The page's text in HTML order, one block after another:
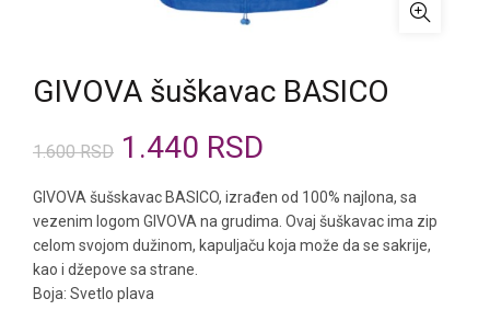
GIVOVA šuškavac BASICO
1.600RSD Originalna
cena
je
bila:
1.440 RSD
cena
je:
GIVOVA šušskavac BASICO, izrađen od 100% najlona, sa
vezenim logom GIVOVA na grudima. Ovaj šuškavac ima zip
celom svojom dužinom, kapuljaču koja može da se sakrije,
kao i džepove sa strane.
Boja: Svetlo plava